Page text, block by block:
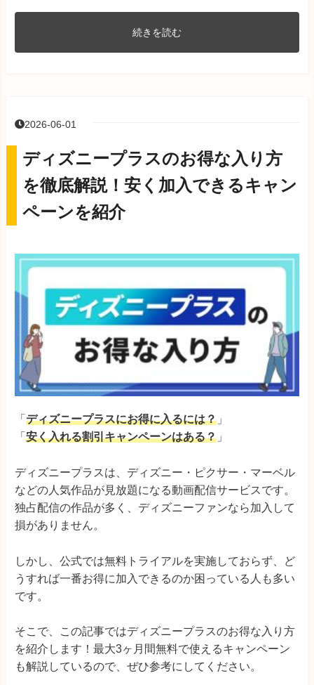
続きを読む
2026-06-01
ディズニープラスのお得な入り方
を徹底解説！安く加入できるキャン
ペーンを紹介
「 ディズニープラスにお得に入るには？ 」
「 安く入れる割引キャンペーンはある？ 」
ディズニープラスは、ディズニー・ピクサー・マーベル
などの人気作品が見放題になる動画配信サービスです。
独占配信の作品が多く、ディズニーファンなら加入して
損がありません。
しかし、公式では無料トライアルを実施しておらず、ど
うすれば一番お得に加入できるのか困っている人も多い
です。
そこで、この記事ではディズニープラスのお得な入り方
を紹介します！最大3ヶ月間無料で使えるキャンペーン
も解説しているので、ぜひ参考にしてください。